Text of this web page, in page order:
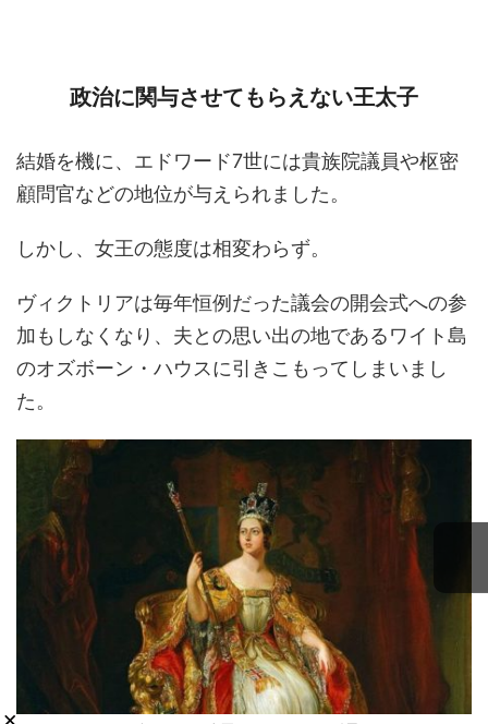
政治に関与させてもらえない王太子
結婚を機に、エドワード7世には貴族院議員や枢密
顧問官などの地位が与えられました。
しかし、女王の態度は相変わらず。
ヴィクトリアは毎年恒例だった議会の開会式への参
加もしなくなり、夫との思い出の地であるワイト島
のオズボーン・ハウスに引きこもってしまいまし
た。